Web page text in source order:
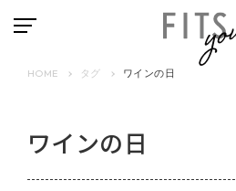
HOME タグ ワインの日
ワインの日